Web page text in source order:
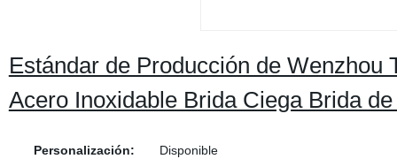
Estándar de Producción de Wenzhou
Acero Inoxidable Brida Ciega Brida
Personalización: Disponible